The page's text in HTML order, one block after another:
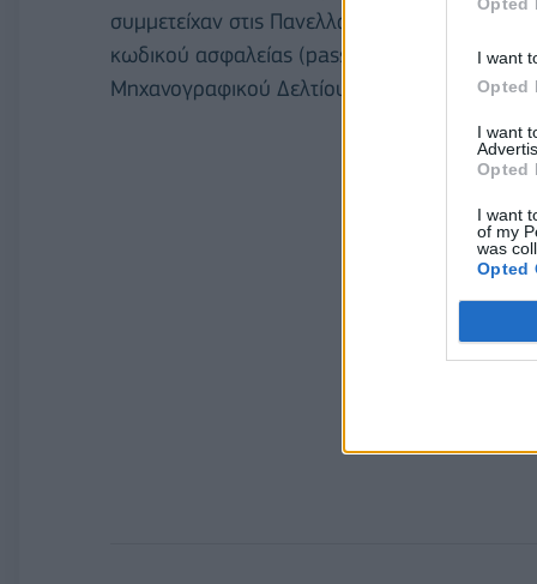
I want
Opted
I want
Opted
I want
of my
was
Opted
συμμετείχαν στις Πανελλαδικές Εξετάσεις
κωδικού ασφαλείας (password) από αυτούς
Μηχανογραφικού Δελτίου, έγινε ή γίνεται